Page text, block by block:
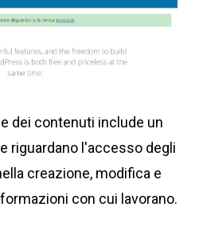
dei contenuti include un
riguardano l'accesso degli
creazione, modifica e
con cui lavorano.